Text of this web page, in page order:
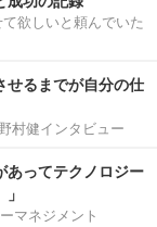
欲しいと頼んでいた
せるまでが自分の仕
村健インタビュー
あってテクノロジー
マネジメント